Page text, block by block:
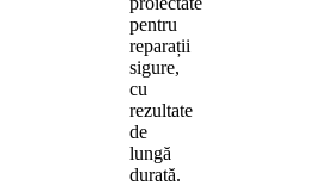
pentru
reparații
sigure,
cu
rezultate
de
lungă
durată.